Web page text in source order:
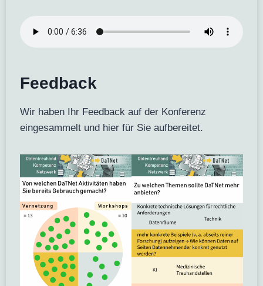
Feedback
Wir haben Ihr Feedback auf der Konferenz
eingesammelt und hier für Sie aufbereitet.